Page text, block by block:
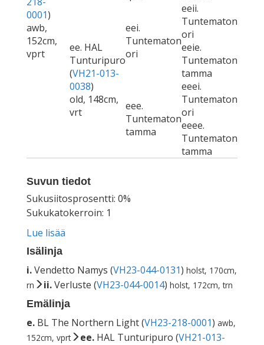
0001)
awb,
152cm,
vprt
ee. HAL
Tunturipuro
(VH21-013-
0038)
old, 148cm,
vrt
eei.
Tuntematon
ori
eeii.
Tuntematon
ori
eeie.
Tuntematon
tamma
eee.
Tuntematon
tamma
eeei.
Tuntematon
ori
eeee.
Tuntematon
tamma
Suvun tiedot
Sukusiitosprosentti: 0%
Sukukatokerroin: 1
Lue lisää
Isälinja
i.Vendetto Namys (VH23-044-0131) holst, 170cm,
rn
ii.Verluste (VH23-044-0014) holst, 172cm, trn
Emälinja
e. BL The Northern Light (VH23-218-0001) awb,
152cm, vprt
ee. HAL Tunturipuro (VH21-013-